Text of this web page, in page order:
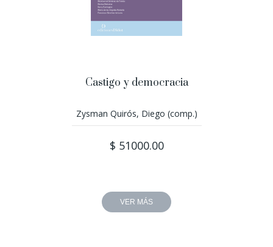
Castigo y democracia
Zysman Quirós, Diego (comp.)
$ 51000.00
VER MÁS